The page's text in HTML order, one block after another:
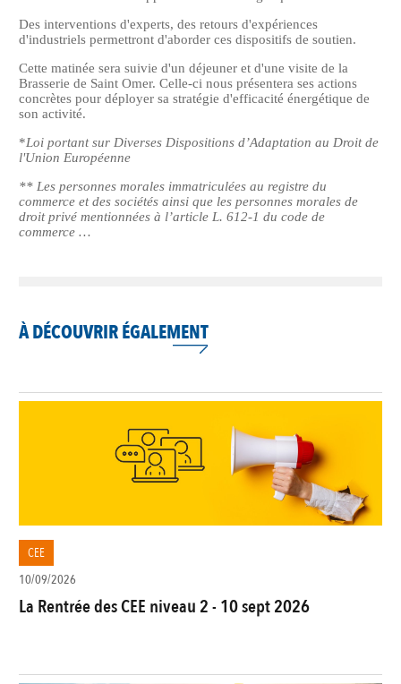
Des interventions d'experts, des retours d'expériences
d'industriels permettront d'aborder ces dispositifs de soutien.
Cette matinée sera suivie d'un déjeuner et d'une visite de la
Brasserie de Saint Omer. Celle-ci nous présentera ses actions
concrètes pour déployer sa stratégie d'efficacité énergétique de
son activité.
*Loi portant sur Diverses Dispositions d’Adaptation au Droit de
l'Union Européenne
** Les personnes morales immatriculées au registre du
commerce et des sociétés ainsi que les personnes morales de
droit privé mentionnées à l’article L. 612‑1 du code de
commerce …
À DÉCOUVRIR ÉGALEMENT
CEE
10/09/2026
La Rentrée des CEE niveau 2 - 10 sept 2026